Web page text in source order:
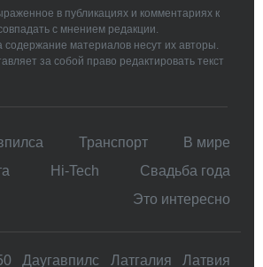
в публикациях и комментариях к
с мнением редакции.
содержание материалов несут их авторы.
за собой право редактировать текст
Транспорт
В мире
Hi-Tech
Свадьбa года
Это интересно
Даугавпилс Латгалия Латвия